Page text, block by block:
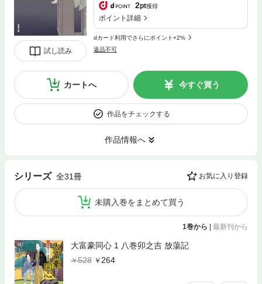
試し読み
2pt獲得
ポイント詳細
dカード利用でさらにポイント+2%
返品不可
カートへ 今すぐ買う
作品をチェックする
作品情報へ
シリーズ 全31冊 お気に入り登録
未購入巻をまとめて買う
1巻から | 最新刊から
大富豪同心 1 八巻卯之吉 放蕩記
528
264